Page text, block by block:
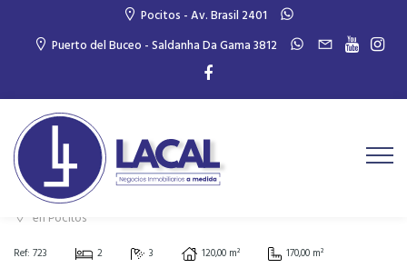
Pocitos - Av. Brasil 2401
Puerto del Buceo - Saldanha Da Gama 3812
Alquiler penthouse pocitos 2
dormitorios,escritorio y servicio
en Pocitos
Ref: 723 2 3 120,00 m² 170,00 m²